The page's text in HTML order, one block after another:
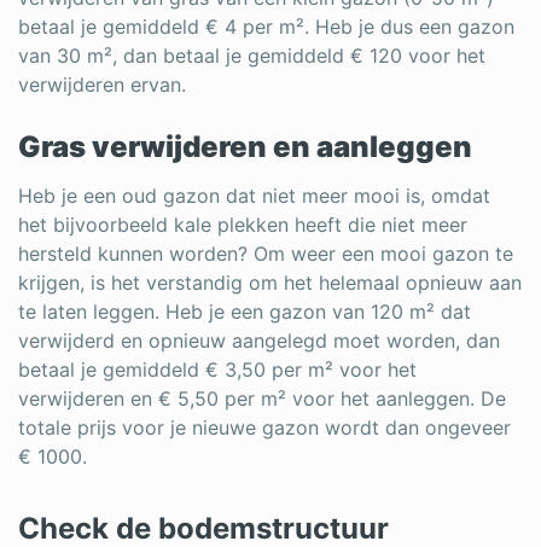
betaal je gemiddeld € 4 per m². Heb je dus een gazon
van 30 m², dan betaal je gemiddeld € 120 voor het
verwijderen ervan.
Gras verwijderen en aanleggen
Heb je een oud gazon dat niet meer mooi is, omdat
het bijvoorbeeld kale plekken heeft die niet meer
hersteld kunnen worden? Om weer een mooi gazon te
krijgen, is het verstandig om het helemaal opnieuw aan
te laten leggen. Heb je een gazon van 120 m² dat
verwijderd en opnieuw aangelegd moet worden, dan
betaal je gemiddeld € 3,50 per m² voor het
verwijderen en € 5,50 per m² voor het aanleggen. De
totale prijs voor je nieuwe gazon wordt dan ongeveer
€ 1000.
Check de bodemstructuur